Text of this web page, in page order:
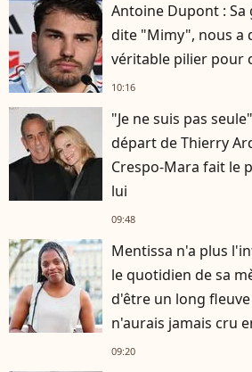
Antoine Dupont : Sa
dite "Mimy", nous a
véritable pilier pour
10:16
"Je ne suis pas
départ de Thierry
Crespo-Mara fait le
lui
09:48
Mentissa n'a plus
le quotidien de sa
d'être un long
n'aurais jamais cru
publiquement"
09:20